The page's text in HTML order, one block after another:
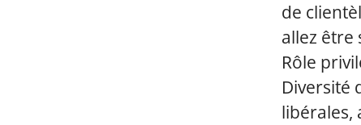
de
allez être
Rôle
Diversité
libérales,